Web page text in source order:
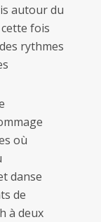
autour du
fois
rythmes
où
danse
de
à deux